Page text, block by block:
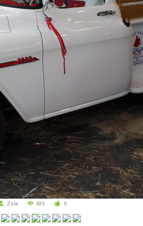
Zola 695 0